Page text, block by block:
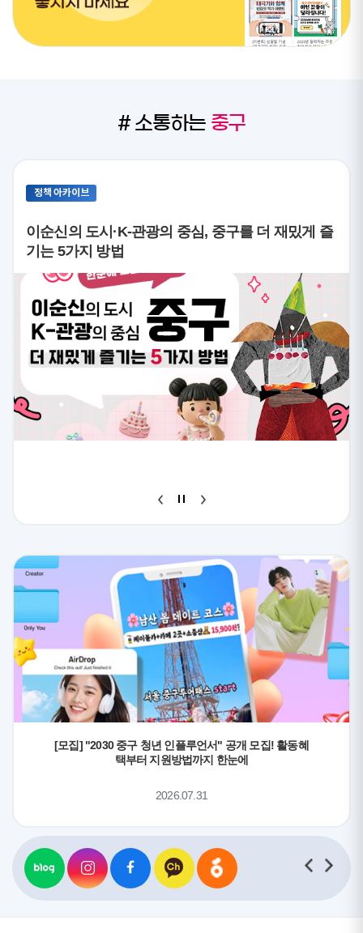
# 소통하는 중구
정책 아카이브
이순신의 도시·K-관광의 중심, 중구를 더 재밌게 즐
기는 5가지 방법
[모집] "2030 중구 청년 인플루언서" 공개 모집! 활동혜
택부터 지원방법까지 한눈에
2026.07.31